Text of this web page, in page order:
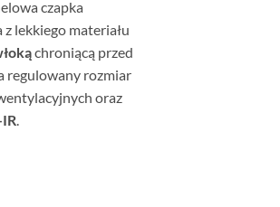
czapka
lekkiego materiału
chroniącą przed
regulowany rozmiar
oraz
.